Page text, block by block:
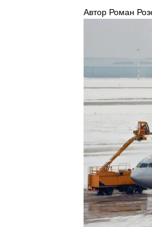
Автор Роман